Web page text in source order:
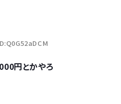
円とかやろ